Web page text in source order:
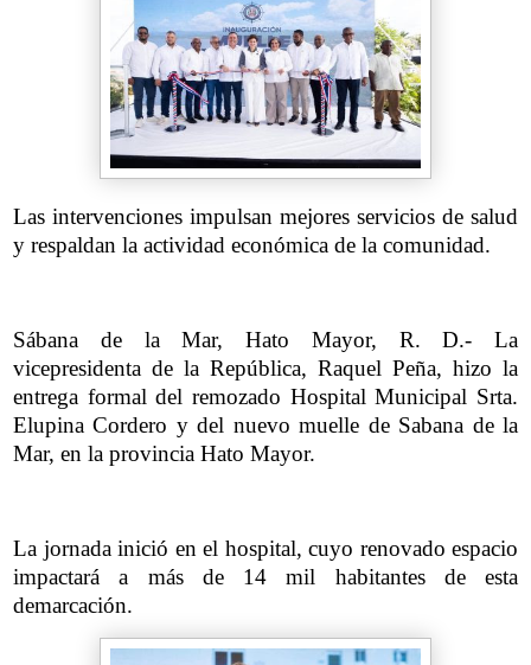
Las intervenciones impulsan mejores servicios de salud
y respaldan la actividad económica de la comunidad.
Sábana de la Mar, Hato Mayor, R. D.- La
vicepresidenta de la República, Raquel Peña, hizo la
entrega formal del remozado Hospital Municipal Srta.
Elupina Cordero y del nuevo muelle de Sabana de la
Mar, en la provincia Hato Mayor.
La jornada inició en el hospital, cuyo renovado espacio
impactará a más de 14 mil habitantes de esta
demarcación.